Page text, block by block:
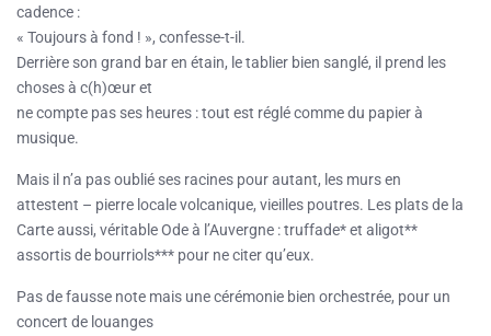
cadence :
« Toujours à fond ! », confesse-t-il.
Derrière son grand bar en étain, le tablier bien sanglé, il prend les
choses à c(h)œur et
ne compte pas ses heures : tout est réglé comme du papier à
musique.
Mais il n’a pas oublié ses racines pour autant, les murs en
attestent – pierre locale volcanique, vieilles poutres. Les plats de la
Carte aussi, véritable Ode à l’Auvergne : truffade* et aligot**
assortis de bourriols*** pour ne citer qu’eux.
Pas de fausse note mais une cérémonie bien orchestrée, pour un
concert de louanges